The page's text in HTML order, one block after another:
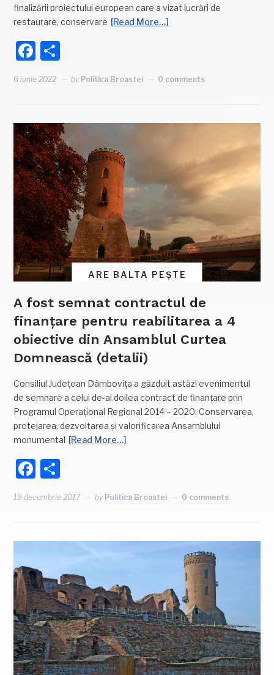
finalizării proiectului european care a vizat lucrări de
restaurare, conservare [Read More…]
Facebook
6 iunie 2022 by Politica Broastei 0 comments
ARE BALTA PEȘTE
A fost semnat contractul de
finanțare pentru reabilitarea a 4
obiective din Ansamblul Curtea
Domnească (detalii)
Consiliul Județean Dâmbovița a găzduit astăzi evenimentul
de semnare a celui de-al doilea contract de finanțare prin
Programul Operațional Regional 2014 – 2020: Conservarea,
protejarea, dezvoltarea și valorificarea Ansamblului
monumental [Read More…]
Facebook
19 decembrie 2017 by Politica Broastei 0 comments